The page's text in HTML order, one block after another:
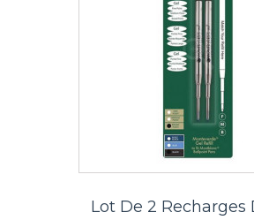
Lot De 2 Recharges